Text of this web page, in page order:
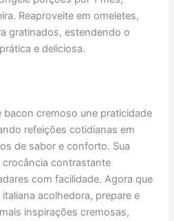
Reaproveite em omeletes,
gratinados, estendendo o
e deliciosa.
bacon cremoso une praticidade
refeições cotidianas em
de sabor e conforto. Sua
crocância contrastante
com facilidade. Agora que
acolhedora, prepare e
inspirações cremosas,